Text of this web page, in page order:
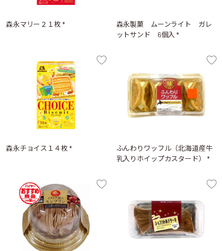
森永マリー２１枚 *
森永製菓 ムーンライト ガレ
ットサンド 6個入 *
森永チョイス１４枚 *
ふんわりワッフル（北海道産牛
乳入りホイップカスタード） *